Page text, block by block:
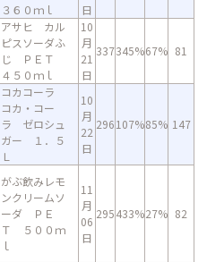
３６０ｍｌ
日
アサヒ カル
ピスソーダふ
じ ＰＥＴ
４５０ｍｌ
10
月
21
日
337345%67% 81
コカコーラ
コカ・コー
ラ ゼロシュ
ガー １．５
Ｌ
10
月
22
日
296107%85% 147
がぶ飲みレモ
ンクリームソ
ーダ ＰＥ
Ｔ ５００ｍ
ｌ
11
月
06
日
295433%27% 82